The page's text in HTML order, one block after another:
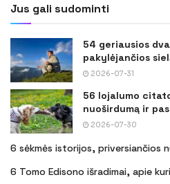
Jus gali sudominti
54 geriausios
pakylėjančios
2026-07-31
56 lojalumo
nuoširdumą ir
2026-07-30
6 sėkmės istorijos, priversiančios
6 Tomo Edisono išradimai, apie